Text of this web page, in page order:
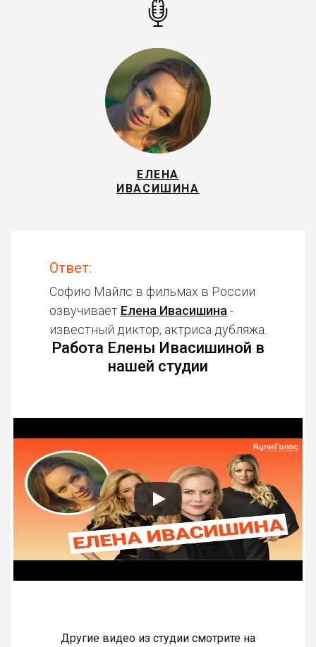
ЕЛЕНА
ИВАСИШИНА
Ответ:
Софию Майлс в фильмах в России
озвучивает Елена Ивасишина -
известный диктор, актриса дубляжа.
Работа Елены Ивасишиной в
нашей студии
Другие видео из студии смотрите на